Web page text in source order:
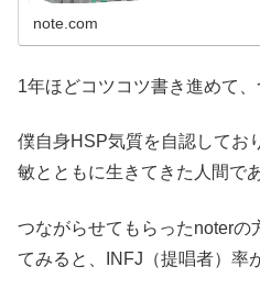
note.com
1年ほどコツコツ書き進めて
僕自身HSP気質を自認してお
敏とともに生きてきた人間であ
つながらせてもらったnoterの
てみると、INFJ（提唱者）率